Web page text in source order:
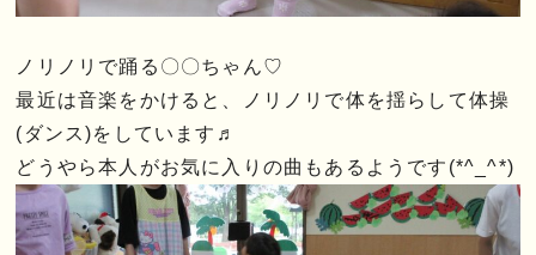
ノリノリで踊る〇〇ちゃん♡
最近は音楽をかけると、ノリノリで体を揺らして体操
(ダンス)をしています♬
どうやら本人がお気に入りの曲もあるようです(*^_^*)